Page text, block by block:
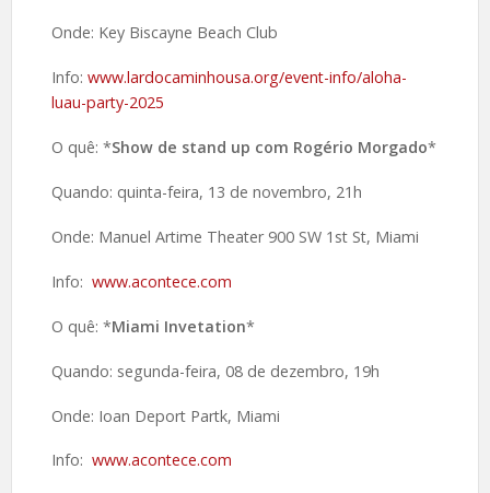
Onde: Key Biscayne Beach Club
Info: www.lardocaminhousa.org/event-info/aloha-
luau-party-2025
O quê: *Show de stand up com Rogério Morgado*
Quando: quinta-feira, 13 de novembro, 21h
Onde: Manuel Artime Theater 900 SW 1st St, Miami
Info: www.acontece.com
O quê: *Miami Invetation*
Quando: segunda-feira, 08 de dezembro, 19h
Onde: Ioan Deport Partk, Miami
Info: www.acontece.com